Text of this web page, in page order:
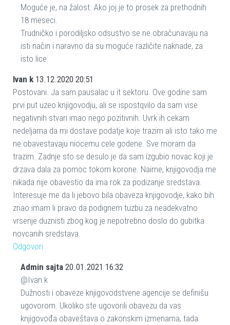
Moguće je, na žalost. Ako joj je to prosek za prethodnih
18 meseci.
Trudničko i porodiljsko odsustvo se ne obračunavaju na
isti način i naravno da su moguće različite naknade, za
isto lice.
Ivan k 13.12.2020 20:51
Postovani. Ja sam pausalac u it sektoru. Ove godine sam
prvi put uzeo knjigovodju, ali se ispostqvilo da sam vise
negativnih stvari imao nego pozitivnih. Uvrk ih cekam
nedeljama da mi dostave podatje koje trazim ali isto tako me
ne obavestavaju niocemu cele godene. Sve moram da
trazim. Zadnje sto se desulo je da sam izgubio novac koji je
drzava dala za pomoc tokom korone. Naime, knjigovodja me
nikada nije obavestio da ima rok za podizanje sredstava.
Interesuje me da li jebovo bila obaveza knjigovodje, kako bih
znao imam li pravo da podignem tuzbu za neadekvatno
vrsenje duznisti zbog kog je nepotrebno doslo do gubitka
novcanih sredstava.
Odgovori
Admin sajta 20.01.2021 16:32
@Ivan k
Dužnosti i obaveze knjigovodstvene agencije se definišu
ugovorom. Ukoliko ste ugovorili obavezu da vas
knjigovođa obaveštava o zakonskim izmenama, tada